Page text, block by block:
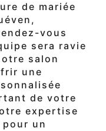
de mariée
vous
sera ravie
salon
une
de votre
expertise
un